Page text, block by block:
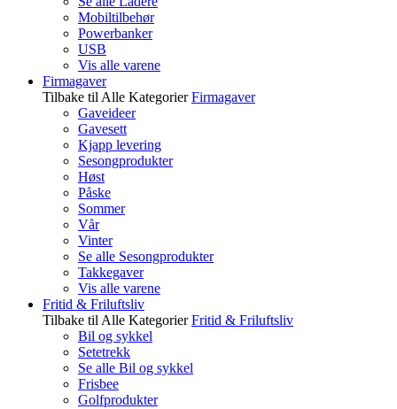
Mobiltilbehør
Powerbanker
USB
Vis alle varene
Firmagaver
Tilbake til Alle Kategorier Firmagaver
Gaveideer
Gavesett
Kjapp levering
Sesongprodukter
Høst
Påske
Sommer
Vår
Vinter
Se alle Sesongprodukter
Takkegaver
Vis alle varene
Fritid & Friluftsliv
Tilbake til Alle Kategorier Fritid & Friluftsliv
Bil og sykkel
Setetrekk
Se alle Bil og sykkel
Frisbee
Golfprodukter